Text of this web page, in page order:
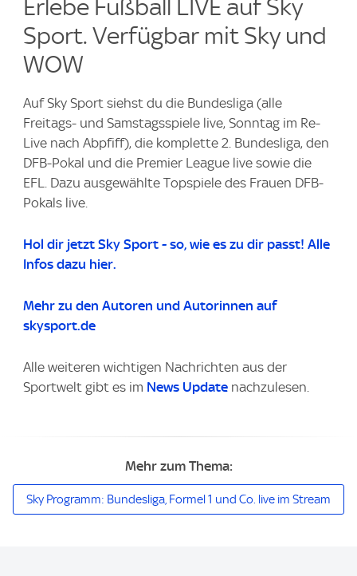
Erlebe Fußball LIVE auf Sky
Sport. Verfügbar mit Sky und
WOW
Auf Sky Sport siehst du die Bundesliga (alle
Freitags- und Samstagsspiele live, Sonntag im Re-
Live nach Abpfiff), die komplette 2. Bundesliga, den
DFB-Pokal und die Premier League live sowie die
EFL. Dazu ausgewählte Topspiele des Frauen DFB-
Pokals live.
Hol dir jetzt Sky Sport - so, wie es zu dir passt! Alle
Infos dazu hier.
Mehr zu den Autoren und Autorinnen auf
skysport.de
Alle weiteren wichtigen Nachrichten aus der
Sportwelt gibt es im News Update nachzulesen.
Mehr zum Thema:
Sky Programm: Bundesliga, Formel 1 und Co. live im Stream